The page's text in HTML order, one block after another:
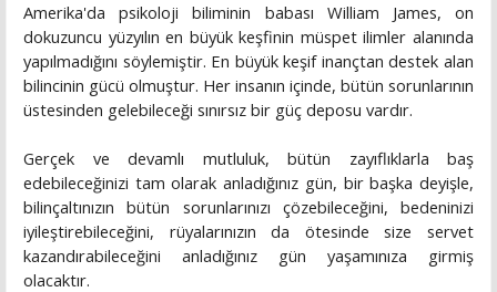
Amerika'da psikoloji biliminin babası William James, on
dokuzuncu yüzyılın en büyük keşfinin müspet ilimler alanında
yapılmadığını söylemiştir. En büyük keşif inançtan destek alan
bilincinin gücü olmuştur. Her insanın içinde, bütün sorunlarının
üstesinden gelebileceği sınırsız bir güç deposu vardır.
Gerçek ve devamlı mutluluk, bütün zayıflıklarla baş
edebileceğinizi tam olarak anladığınız gün, bir başka deyişle,
bilinçaltınızın bütün sorunlarınızı çözebileceğini, bedeninizi
iyileştirebileceğini, rüyalarınızın da ötesinde size servet
kazandırabileceğini anladığınız gün yaşamınıza girmiş
olacaktır.